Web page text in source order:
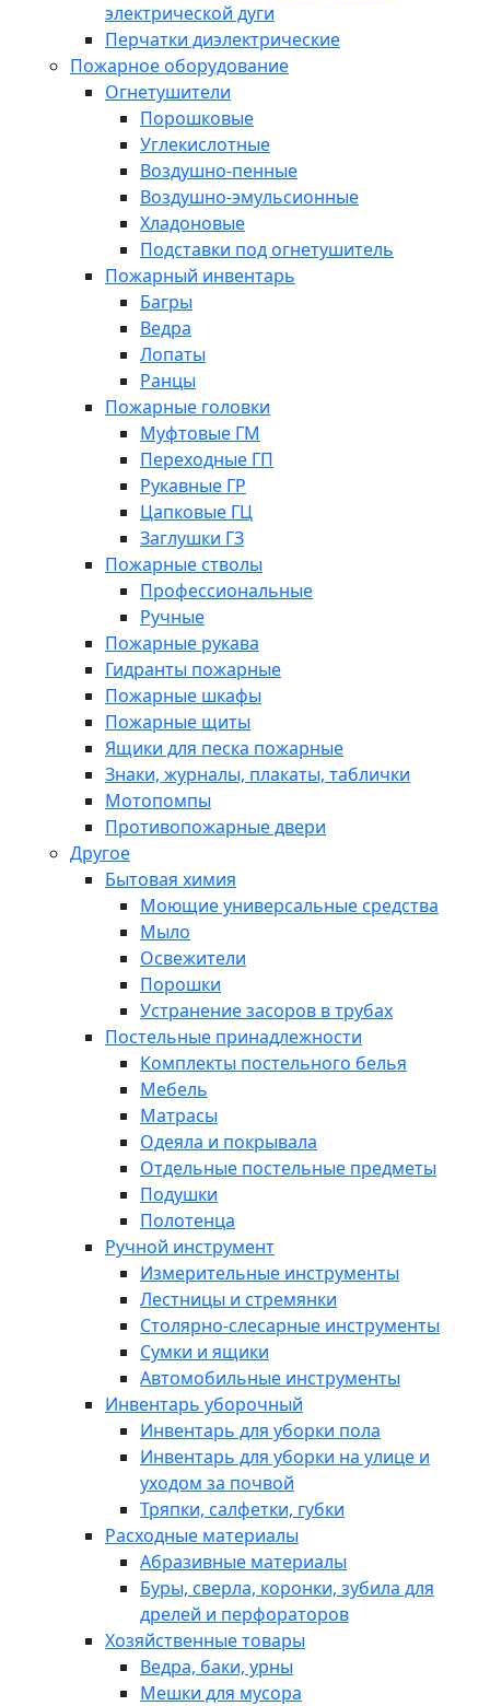
электрической дуги
Перчатки диэлектрические
Пожарное оборудование
Огнетушители
Порошковые
Углекислотные
Воздушно-пенные
Воздушно-эмульсионные
Хладоновые
Подставки под огнетушитель
Пожарный инвентарь
Багры
Ведра
Лопаты
Ранцы
Пожарные головки
Муфтовые ГМ
Переходные ГП
Рукавные ГР
Цапковые ГЦ
Заглушки ГЗ
Пожарные стволы
Профессиональные
Ручные
Пожарные рукава
Гидранты пожарные
Пожарные шкафы
Пожарные щиты
Ящики для песка пожарные
Знаки, журналы, плакаты, таблички
Мотопомпы
Противопожарные двери
Другое
Бытовая химия
Моющие универсальные средства
Мыло
Освежители
Порошки
Устранение засоров в трубах
Постельные принадлежности
Комплекты постельного белья
Мебель
Матрасы
Одеяла и покрывала
Отдельные постельные предметы
Подушки
Полотенца
Ручной инструмент
Измерительные инструменты
Лестницы и стремянки
Столярно-слесарные инструменты
Сумки и ящики
Автомобильные инструменты
Инвентарь уборочный
Инвентарь для уборки пола
Инвентарь для уборки на улице и
уходом за почвой
Тряпки, салфетки, губки
Расходные материалы
Абразивные материалы
Буры, сверла, коронки, зубила для
дрелей и перфораторов
Хозяйственные товары
Ведра, баки, урны
Мешки для мусора